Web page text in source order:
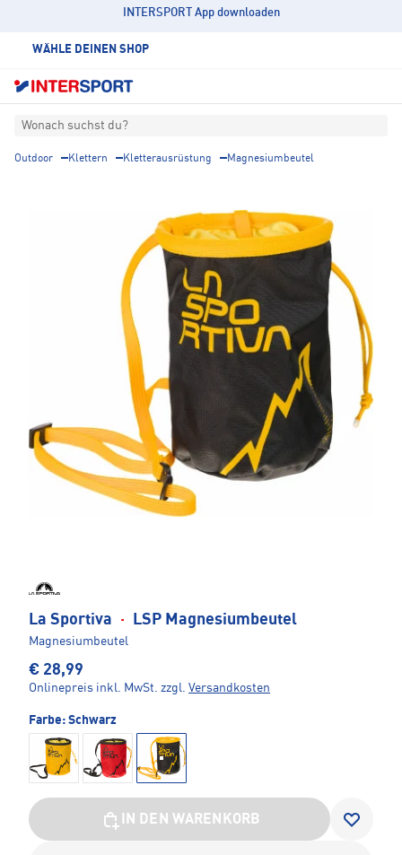
INTERSPORT App downloaden
WÄHLE DEINEN SHOP
Wonach suchst du?
Outdoor Klettern Kletterausrüstung Magnesiumbeutel
La Sportiva · LSP Magnesiumbeutel
Magnesiumbeutel
€ 28,99
Onlinepreis inkl. MwSt. zzgl. Versandkosten
Farbe: Schwarz
IN DEN WARENKORB